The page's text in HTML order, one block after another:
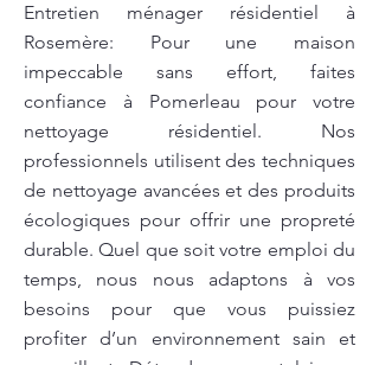
Entretien ménager résidentiel à
Rosemère: Pour une maison
impeccable sans effort, faites
confiance à Pomerleau pour votre
nettoyage résidentiel. Nos
professionnels utilisent des techniques
de nettoyage avancées et des produits
écologiques pour offrir une propreté
durable. Quel que soit votre emploi du
temps, nous nous adaptons à vos
besoins pour que vous puissiez
profiter d’un environnement sain et